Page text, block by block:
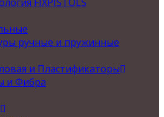
ручные и пружинные
и Пластификаторы
и Фибра